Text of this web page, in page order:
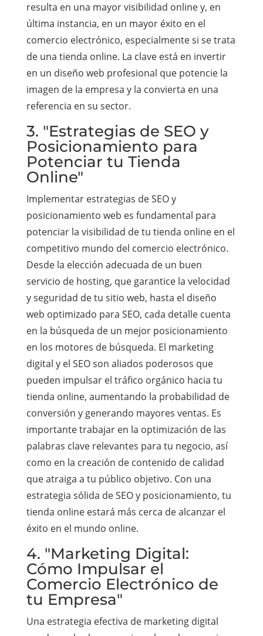
resulta en una mayor visibilidad online y, en
última instancia, en un mayor éxito en el
comercio electrónico, especialmente si se trata
de una tienda online. La clave está en invertir
en un diseño web profesional que potencie la
imagen de la empresa y la convierta en una
referencia en su sector.
3. "Estrategias de SEO y
Posicionamiento para
Potenciar tu Tienda
Online"
Implementar estrategias de SEO y
posicionamiento web es fundamental para
potenciar la visibilidad de tu tienda online en el
competitivo mundo del comercio electrónico.
Desde la elección adecuada de un buen
servicio de hosting, que garantice la velocidad
y seguridad de tu sitio web, hasta el diseño
web optimizado para SEO, cada detalle cuenta
en la búsqueda de un mejor posicionamiento
en los motores de búsqueda. El marketing
digital y el SEO son aliados poderosos que
pueden impulsar el tráfico orgánico hacia tu
tienda online, aumentando la probabilidad de
conversión y generando mayores ventas. Es
importante trabajar en la optimización de las
palabras clave relevantes para tu negocio, así
como en la creación de contenido de calidad
que atraiga a tu público objetivo. Con una
estrategia sólida de SEO y posicionamiento, tu
tienda online estará más cerca de alcanzar el
éxito en el mundo online.
4. "Marketing Digital:
Cómo Impulsar el
Comercio Electrónico de
tu Empresa"
Una estrategia efectiva de marketing digital